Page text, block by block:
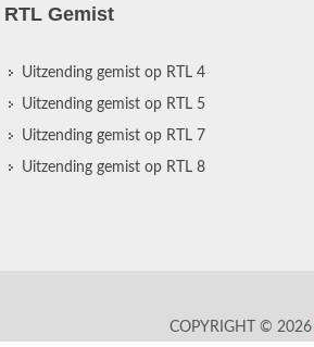
RTL Gemist
Uitzending gemist op RTL 4
Uitzending gemist op RTL 5
Uitzending gemist op RTL 7
Uitzending gemist op RTL 8
COPYRIGHT © 2026